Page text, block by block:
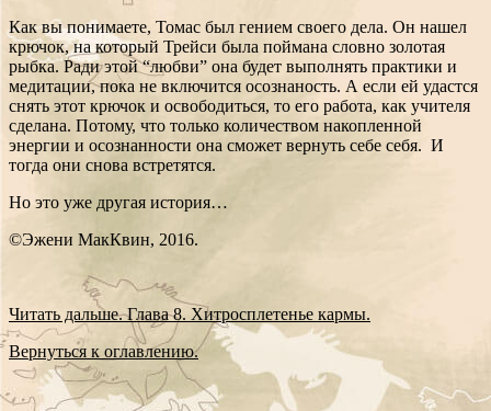
Как вы понимаете, Томас был гением своего дела. Он нашел
крючок, на который Трейси была поймана словно золотая
рыбка. Ради этой “любви” она будет выполнять практики и
медитации, пока не включится осознаность. А если ей удастся
снять этот крючок и освободиться, то его работа, как учителя
сделана. Потому, что только количеством накопленной
энергии и осознанности она сможет вернуть себе себя. И
тогда они снова встретятся.
Но это уже другая история…
©Эжени МакКвин, 2016.
Читать дальше. Глава 8. Хитросплетенье кармы.
Вернуться к оглавлению.